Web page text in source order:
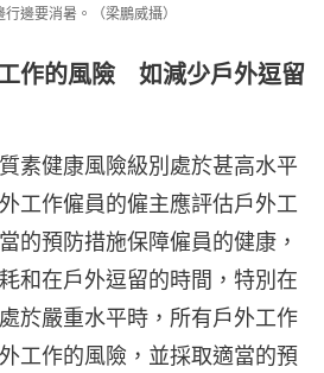
邊要消暑。（梁鵬威攝）
作的風險 如減少戶外逗留
素健康風險級別處於甚高水平
工作僱員的僱主應評估戶外工
的預防措施保障僱員的健康，
和在戶外逗留的時間，特別在
於嚴重水平時，所有戶外工作
工作的風險，並採取適當的預